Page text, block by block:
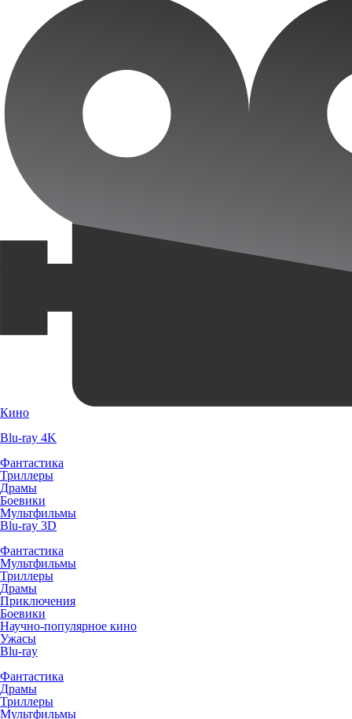
Кино
Blu-ray 4K
Фантастика
Триллеры
Драмы
Боевики
Мультфильмы
Blu-ray 3D
Фантастика
Мультфильмы
Триллеры
Драмы
Приключения
Боевики
Научно-популярное кино
Ужасы
Blu-ray
Фантастика
Драмы
Триллеры
Мультфильмы